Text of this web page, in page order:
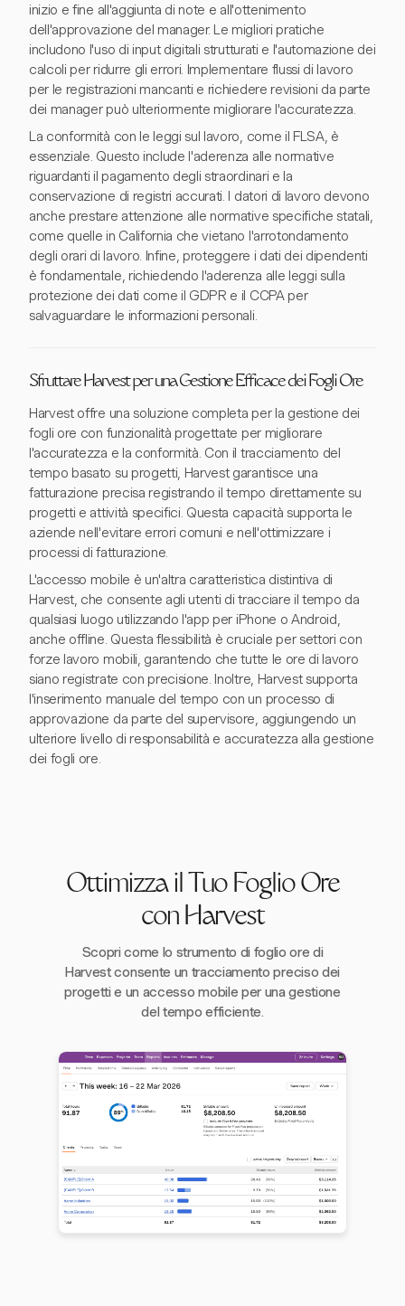
inizio e fine all'aggiunta di note e all'ottenimento
dell'approvazione del manager. Le migliori pratiche
includono l'uso di input digitali strutturati e l'automazione dei
calcoli per ridurre gli errori. Implementare flussi di lavoro
per le registrazioni mancanti e richiedere revisioni da parte
dei manager può ulteriormente migliorare l'accuratezza.
La conformità con le leggi sul lavoro, come il FLSA, è
essenziale. Questo include l'aderenza alle normative
riguardanti il pagamento degli straordinari e la
conservazione di registri accurati. I datori di lavoro devono
anche prestare attenzione alle normative specifiche statali,
come quelle in California che vietano l'arrotondamento
degli orari di lavoro. Infine, proteggere i dati dei dipendenti
è fondamentale, richiedendo l'aderenza alle leggi sulla
protezione dei dati come il GDPR e il CCPA per
salvaguardare le informazioni personali.
Sfruttare Harvest per una Gestione Efficace dei Fogli Ore
Harvest offre una soluzione completa per la gestione dei
fogli ore con funzionalità progettate per migliorare
l'accuratezza e la conformità. Con il tracciamento del
tempo basato su progetti, Harvest garantisce una
fatturazione precisa registrando il tempo direttamente su
progetti e attività specifici. Questa capacità supporta le
aziende nell'evitare errori comuni e nell'ottimizzare i
processi di fatturazione.
L'accesso mobile è un'altra caratteristica distintiva di
Harvest, che consente agli utenti di tracciare il tempo da
qualsiasi luogo utilizzando l'app per iPhone o Android,
anche offline. Questa flessibilità è cruciale per settori con
forze lavoro mobili, garantendo che tutte le ore di lavoro
siano registrate con precisione. Inoltre, Harvest supporta
l'inserimento manuale del tempo con un processo di
approvazione da parte del supervisore, aggiungendo un
ulteriore livello di responsabilità e accuratezza alla gestione
dei fogli ore.
Ottimizza il Tuo Foglio Ore
con Harvest
Scopri come lo strumento di foglio ore di
Harvest consente un tracciamento preciso dei
progetti e un accesso mobile per una gestione
del tempo efficiente.